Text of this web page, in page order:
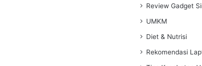
Review Gadget
UMKM
Diet & Nutrisi
Rekomendasi